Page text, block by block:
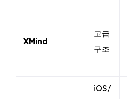
XMind
고급
구조
iOS/